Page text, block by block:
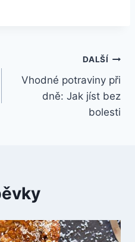
DALŠÍ
Vhodné potraviny při
dně: Jak jíst bez
bolesti